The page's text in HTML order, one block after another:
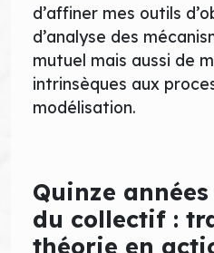
d’affiner mes outils
d’analyse des
mutuel mais aussi de
intrinsèques aux
modélisation.
Quinze
du collectif :
théorie en